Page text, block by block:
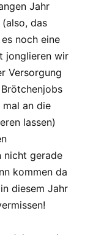
Jahr
(also, das
noch eine
jonglieren wir
Versorgung
mal an die
lassen)
nicht gerade
kommen da
diesem Jahr